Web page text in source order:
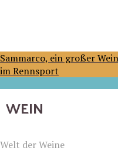
Sammarco, ein großer
im Rennsport
WEIN
Welt der Weine